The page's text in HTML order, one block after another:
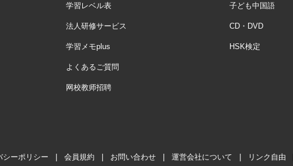
学習レベル表
法人研修サービス
学習メモplus
よくあるご質問
网校教师招聘
子ども中国語
CD・DVD
HSK検定
シーポリシー 会員規約 お問い合わせ 運営会社について リンク自由